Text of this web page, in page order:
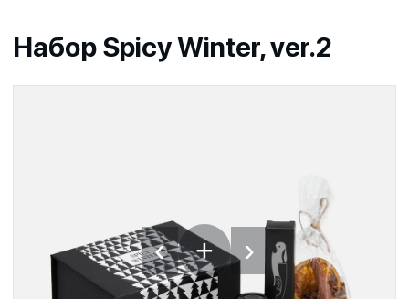
Набор Spicy Winter, ver.2
‹ + ›